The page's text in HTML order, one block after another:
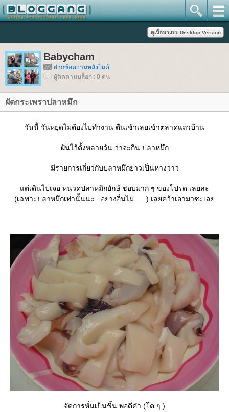
Babycham
ฝากข้อความหลังไมค์
ผู้ติดตามบล็อก : 0 คน
ผัดกระเพราปลาหมึก
วันนี้ วันหยุดไม่ต้องไปทำงาน ตื่นเช้าเลยเข้าตลาดแถวบ้าน
ฝันไว้ตั้งหลายวัน ว่าจะกิน ปลาหมึก
มีรายการเกี่ยวกับปลาหมึกยาวเป็นหางว่าว
ต่เดินไปเจอ หนวดปลาหมึกยักษ์ ชอบมาก ๆ ของโปรด เลยละ
(เฉพาะปลาหมึกเท่านั้นนะ...อย่างอื่นไม่..... ) เลยคว้าเอามาซะเล
จัดการหั่นเป็นชิ้น พอดีคำ (โต ๆ )